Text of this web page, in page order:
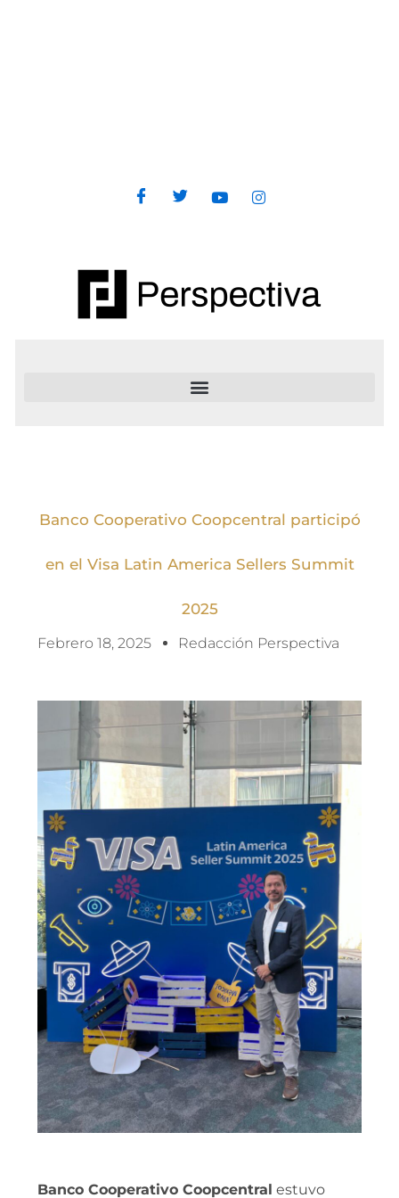
Banco Cooperativo Coopcentral participó
en el Visa Latin America Sellers Summit
2025
Febrero 18, 2025 Redacción Perspectiva
Banco Cooperativo Coopcentral estuvo